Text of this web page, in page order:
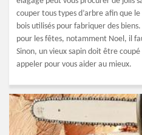
couper tous types d’arbre afin que
bois utilisés pour fabriquer des
pour les fêtes, notamment Noel, il
Sinon, un vieux sapin doit être
appeler pour vous aider au mieux.